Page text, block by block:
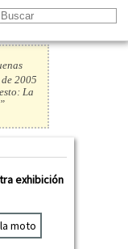
2005
La
exhibición